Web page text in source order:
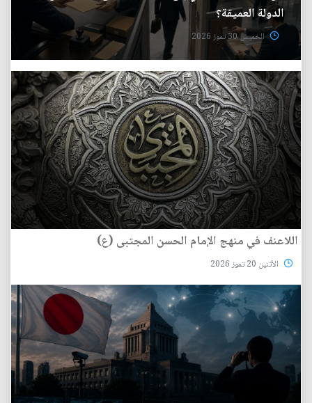
الدولة العميقة؟
الخميس 30 تموز 2026
اللاعنف في منهج الإمام الحسن المجتبى (ع)
الأثنين 20 تموز 2026